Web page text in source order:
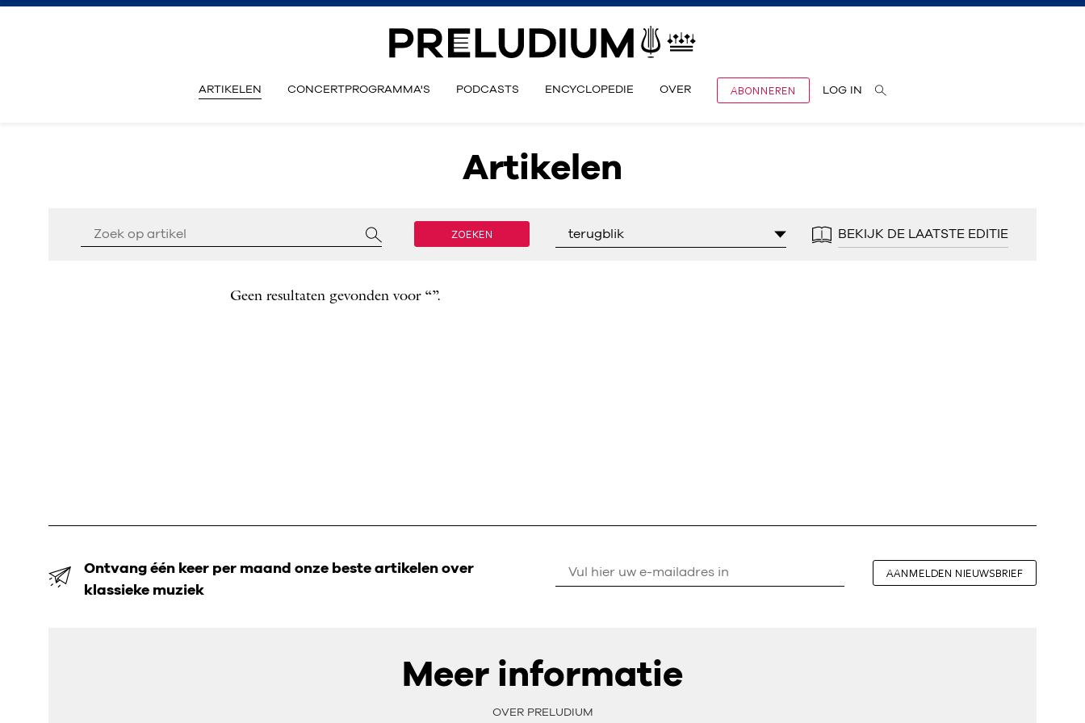
ARTIKELEN CONCERTPROGRAMMA'S PODCASTS ENCYCLOPEDIE OVER ABONNEREN LOG IN
Artikelen
ZOEKEN terugblik BEKIJK DE LAATSTE EDITIE
Geen resultaten gevonden voor “”.
Ontvang één keer per maand onze beste artikelen over
klassieke muziek
AANMELDEN NIEUWSBRIEF
Meer informatie
OVER PRELUDIUM